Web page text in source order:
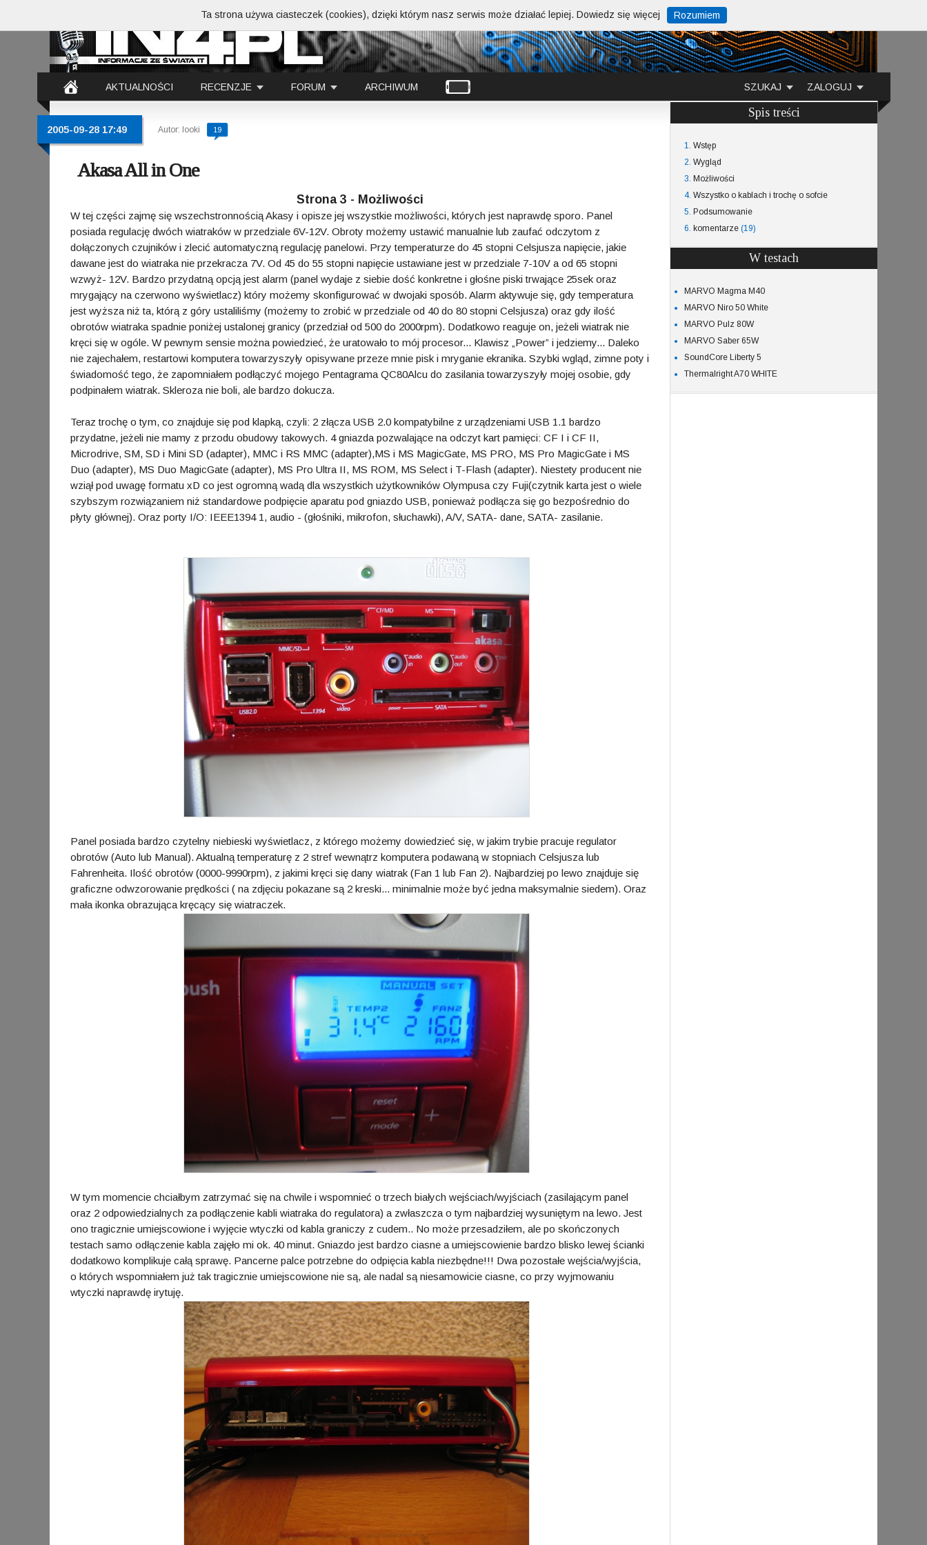
AKTUALNOŚCI RECENZJE FORUM ARCHIWUM ZALOGUJ
SZUKAJ
2005-09-28 17:49 Autor: looki 19
Akasa All in One
Strona 3 - Możliwości
W tej części zajmę się wszechstronnością Akasy i opisze jej wszystkie możliwości, których jest naprawdę sporo. Panel
posiada regulację dwóch wiatraków w przedziale 6V-12V. Obroty możemy ustawić manualnie lub zaufać odczytom z
dołączonych czujników i zlecić automatyczną regulację panelowi. Przy temperaturze do 45 stopni Celsjusza napięcie, jakie
dawane jest do wiatraka nie przekracza 7V. Od 45 do 55 stopni napięcie ustawiane jest w przedziale 7-10V a od 65 stopni
wzwyż- 12V. Bardzo przydatną opcją jest alarm (panel wydaje z siebie dość konkretne i głośne piski trwające 25sek oraz
mrygający na czerwono wyświetlacz) który możemy skonfigurować w dwojaki sposób. Alarm aktywuje się, gdy temperatura
jest wyższa niż ta, którą z góry ustaliliśmy (możemy to zrobić w przedziale od 40 do 80 stopni Celsjusza) oraz gdy ilość
obrotów wiatraka spadnie poniżej ustalonej granicy (przedział od 500 do 2000rpm). Dodatkowo reaguje on, jeżeli wiatrak nie
kręci się w ogóle. W pewnym sensie można powiedzieć, że uratowało to mój procesor... Klawisz „Power” i jedziemy... Daleko
nie zajechałem, restartowi komputera towarzyszyły opisywane przeze mnie pisk i mryganie ekranika. Szybki wgląd, zimne poty i
świadomość tego, że zapomniałem podłączyć mojego Pentagrama QC80Alcu do zasilania towarzyszyły mojej osobie, gdy
podpinałem wiatrak. Skleroza nie boli, ale bardzo dokucza.
Teraz trochę o tym, co znajduje się pod klapką, czyli: 2 złącza USB 2.0 kompatybilne z urządzeniami USB 1.1 bardzo
przydatne, jeżeli nie mamy z przodu obudowy takowych. 4 gniazda pozwalające na odczyt kart pamięci: CF I i CF II,
Microdrive, SM, SD i Mini SD (adapter), MMC i RS MMC (adapter),MS i MS MagicGate, MS PRO, MS Pro MagicGate i MS
Duo (adapter), MS Duo MagicGate (adapter), MS Pro Ultra II, MS ROM, MS Select i T-Flash (adapter). Niestety producent nie
wziął pod uwagę formatu xD co jest ogromną wadą dla wszystkich użytkowników Olympusa czy Fuji(czytnik karta jest o wiele
szybszym rozwiązaniem niż standardowe podpięcie aparatu pod gniazdo USB, ponieważ podłącza się go bezpośrednio do
płyty głównej). Oraz porty I/O: IEEE1394 1, audio - (głośniki, mikrofon, słuchawki), A/V, SATA- dane, SATA- zasilanie.
Panel posiada bardzo czytelny niebieski wyświetlacz, z którego możemy dowiedzieć się, w jakim trybie pracuje regulator
obrotów (Auto lub Manual). Aktualną temperaturę z 2 stref wewnątrz komputera podawaną w stopniach Celsjusza lub
Fahrenheita. Ilość obrotów (0000-9990rpm), z jakimi kręci się dany wiatrak (Fan 1 lub Fan 2). Najbardziej po lewo znajduje się
graficzne odwzorowanie prędkości ( na zdjęciu pokazane są 2 kreski... minimalnie może być jedna maksymalnie siedem). Oraz
mała ikonka obrazująca kręcący się wiatraczek.
W tym momencie chciałbym zatrzymać się na chwile i wspomnieć o trzech białych wejściach/wyjściach (zasilającym panel
oraz 2 odpowiedzialnych za podłączenie kabli wiatraka do regulatora) a zwłaszcza o tym najbardziej wysuniętym na lewo. Jest
ono tragicznie umiejscowione i wyjęcie wtyczki od kabla graniczy z cudem.. No może przesadziłem, ale po skończonych
testach samo odłączenie kabla zajęło mi ok. 40 minut. Gniazdo jest bardzo ciasne a umiejscowienie bardzo blisko lewej ścianki
dodatkowo komplikuje całą sprawę. Pancerne palce potrzebne do odpięcia kabla niezbędne!!! Dwa pozostałe wejścia/wyjścia,
o których wspomniałem już tak tragicznie umiejscowione nie są, ale nadal są niesamowicie ciasne, co przy wyjmowaniu
wtyczki naprawdę irytuję.
Spis treści
1. Wstęp
2. Wygląd
3. Możliwości
4. Wszystko o kablach i trochę o sofcie
5. Podsumowanie
6. komentarze (19)
W testach
MARVO Magma M40
MARVO Niro 50 White
MARVO Pulz 80W
MARVO Saber 65W
SoundCore Liberty 5
Thermalright A70 WHITE
Ta strona używa ciasteczek (cookies), dzięki którym nasz serwis może działać lepiej. Dowiedz się więcej Rozumiem